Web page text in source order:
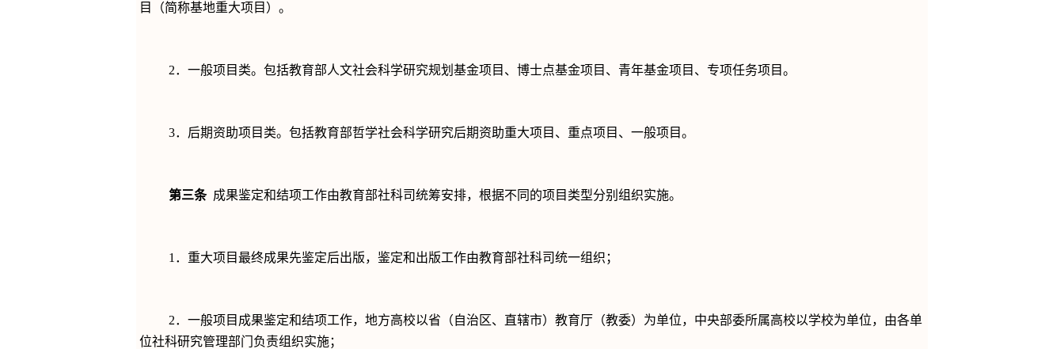
目（简称基地重大项目）。
2．一般项目类。包括教育部人文社会科学研究规划基金项目、博士点基金项目、青年基金项目、专项任务项目。
3．后期资助项目类。包括教育部哲学社会科学研究后期资助重大项目、重点项目、一般项目。
第三条 成果鉴定和结项工作由教育部社科司统筹安排，根据不同的项目类型分别组织实施。
1 ．重大项目最终成果先鉴定后出版，鉴定和出版工作由教育部社科司统一组织；
2．一般项目成果鉴定和结项工作，地方高校以省（自治区、直辖市）教育厅（教委）为单位，中央部委所属高校以学校为单位，由各单
位社科研究管理部门负责组织实施；